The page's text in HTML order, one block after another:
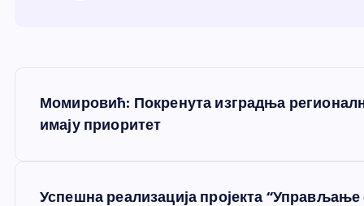
Момировић: Покренута изградња
имају приоритет
Успешна реализација пројекта